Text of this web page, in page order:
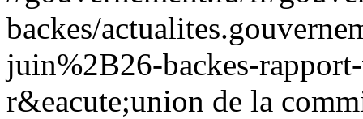
backes/
juin%2B26-backes-
r&eacute;union de la